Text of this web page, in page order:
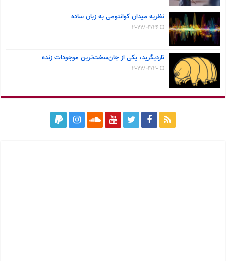
نظریه میدان کوانتومی به زبان ساده
2022/04/26
تاردیگرید، یکی از جان‌سخت‌ترین موجودات زنده
2022/04/20